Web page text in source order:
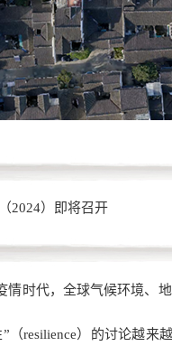
2024）即将召开
情时代，全球气候环境、
（resilience）的讨论越来